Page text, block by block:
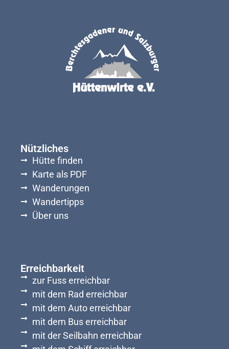
Nützliches
Hütte finden
Karte als PDF
Wanderungen
Wandertipps
Über uns
Erreichbarkeit
zur Fuss erreichbar
mit dem Rad erreichbar
mit dem Auto erreichbar
mit dem Bus erreichbar
mit der Seilbahn erreichbar